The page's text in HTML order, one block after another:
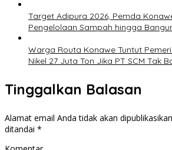
Target Adipura 2026, Pemda
Pengelolaan Sampah hingga
Warga Routa Konawe Tuntut
Nikel 27 Juta Ton Jika PT SCM Tak
Tinggalkan Balasan
Alamat email Anda tidak akan
ditandai *